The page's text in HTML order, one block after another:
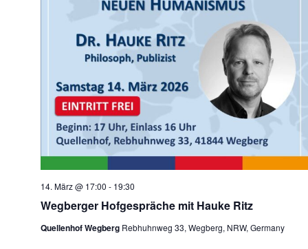
Wegberger Hofgespräche mit Hauke Ritz
14. März @ 17:00 - 19:30
Quellenhof Wegberg Rebhuhnweg 33, Wegberg, NRW, Germany